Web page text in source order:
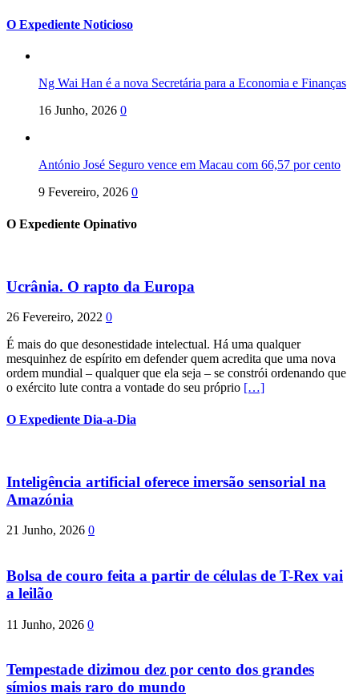
O Expediente Noticioso
Ng Wai Han é a nova Secretária para a Economia e Finanças
16 Junho, 2026 0
António José Seguro vence em Macau com 66,57 por cento
9 Fevereiro, 2026 0
O Expediente Opinativo
Ucrânia. O rapto da Europa
26 Fevereiro, 2022 0
É mais do que desonestidade intelectual. Há uma qualquer
mesquinhez de espírito em defender quem acredita que uma nova
ordem mundial – qualquer que ela seja – se constrói ordenando que
o exército lute contra a vontade do seu próprio […]
O Expediente Dia-a-Dia
Inteligência artificial oferece imersão sensorial na
Amazónia
21 Junho, 2026 0
Bolsa de couro feita a partir de células de T-Rex vai
a leilão
11 Junho, 2026 0
Tempestade dizimou dez por cento dos grandes
símios mais raro do mundo